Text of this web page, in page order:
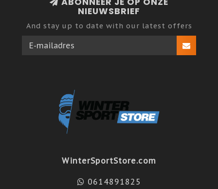
NIEUWSBRIEF
And stay up to date with our latest offers
WinterSportStore.com
0614891825